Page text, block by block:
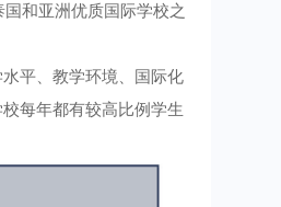
和亚洲优质国际学校之
平、教学环境、国际化
每年都有较高比例学生